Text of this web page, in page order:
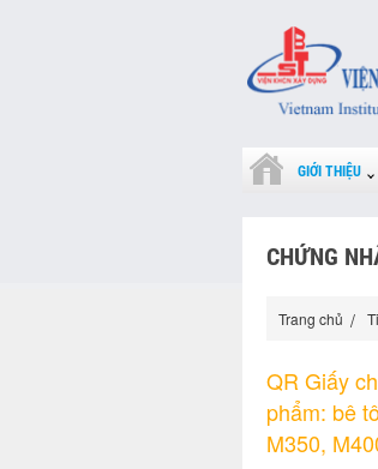
GIỚI THIỆU
CHỨNG
Trang chủ
QR Giấy
phẩm: bê
M350,